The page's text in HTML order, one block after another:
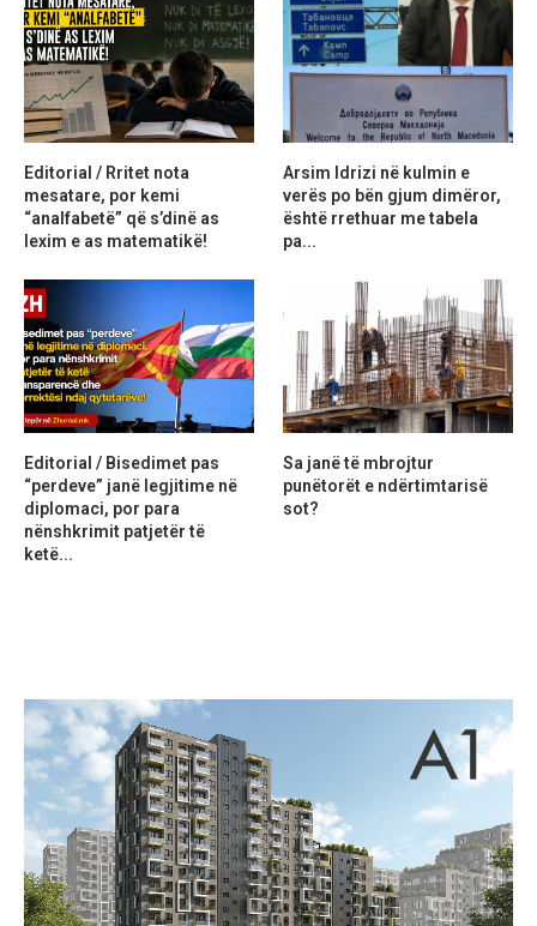
Editorial / Rritet nota
mesatare, por kemi
“analfabetë” që s’dinë as
lexim e as matematikë!
Arsim Idrizi në kulmin e
verës po bën gjum dimëror,
është rrethuar me tabela
pa...
Editorial / Bisedimet pas
“perdeve” janë legjitime në
diplomaci, por para
nënshkrimit patjetër të
ketë...
Sa janë të mbrojtur
punëtorët e ndërtimtarisë
sot?